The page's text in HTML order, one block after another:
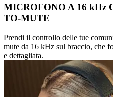
MICROFONO A 16 kHz
TO-MUTE
Prendi il controllo delle tue
mute da 16 kHz sul braccio, che
e dettagliata.